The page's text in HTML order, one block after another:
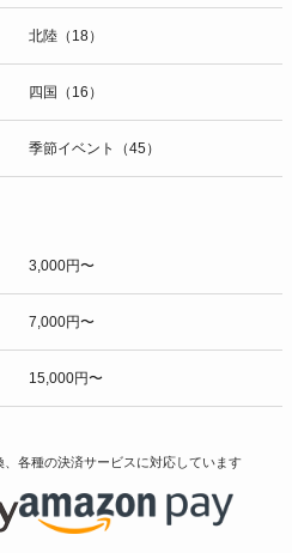
北陸（18）
四国（16）
季節イベント（45）
3,000円〜
7,000円〜
15,000円〜
各種の決済サービスに対応しています